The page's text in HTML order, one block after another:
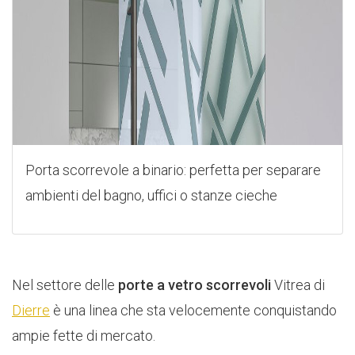
Porta scorrevole a binario: perfetta per separare
ambienti del bagno, uffici o stanze cieche
Nel settore delle porte a vetro scorrevoliVitrea di
Dierre è una linea che sta velocemente conquistando
ampie fette di mercato.